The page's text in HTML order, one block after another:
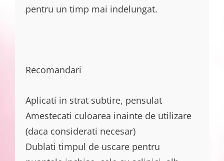
pentru un timp mai indelungat.
Recomandari
Aplicati in strat subtire, pensulat
Amestecati culoarea inainte de utilizare
(daca considerati necesar)
Dublati timpul de uscare pentru